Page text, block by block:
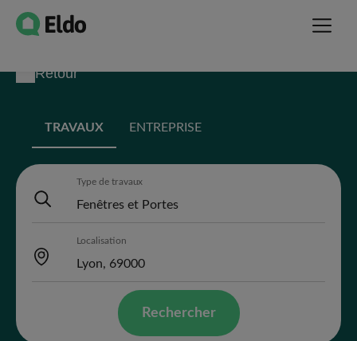
Retour
TRAVAUX ENTREPRISE
Type de travaux
Localisation
Rechercher